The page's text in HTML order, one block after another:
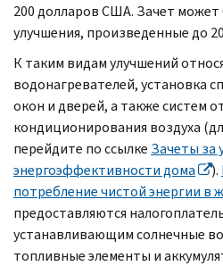
200 долларов США. Зачет
улучшения, произведенные до
К таким видам улучшений
водонагревателей, установка
окон и дверей, а также систем
кондиционирования воздуха
перейдите по ссылке Зачеты за
энергоэффективности дома
).
потребление чистой энергии в
предоставляются
устанавливающим солнечные
топливные элементы и